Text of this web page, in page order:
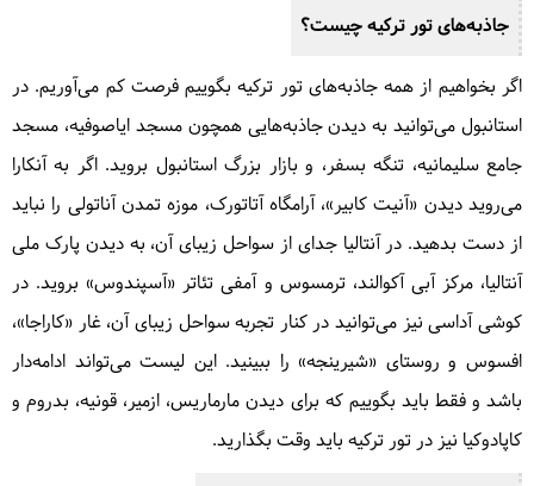
تور تنگه بسفر استانبول | كشتي ايراني آرش
و سوداتور | مرداد ۱۴۰۵
همه روزه
از 40 دلار
مشاهده این سفر
جاذبه‌های تور ترکیه چیست؟
اگر بخواهیم از همه جاذبه‌های تور ترکیه بگوییم فرصت کم می‌آوریم. در
استانبول می‌توانید به دیدن جاذبه‌هایی همچون مسجد ایاصوفیه، مسجد
جامع سلیمانیه، تنگه بسفر، و بازار بزرگ استانبول بروید. اگر به آنکارا
می‌روید دیدن «آنیت کابیر»، آرامگاه آتاتورک، موزه تمدن آناتولی را نباید
از دست بدهید. در آنتالیا جدای از سواحل زیبای آن، به دیدن پارک ملی
آنتالیا، مرکز آبی آکوالند، ترمسوس و آمفی تئاتر «آسپندوس» بروید. در
کوشی آداسی نیز می‌توانید در کنار تجربه سواحل زیبای آن، غار «کاراجا»،
افسوس و روستای «شیرینجه» را ببینید. این لیست می‌تواند ادامه‌دار
باشد و فقط باید بگوییم که برای دیدن مارماریس، ازمیر، قونیه، بدروم و
کاپادوکیا نیز در تور ترکیه باید وقت بگذارید.